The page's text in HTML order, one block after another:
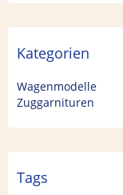
Kategorien
Wagenmodelle
Zuggarnituren
Tags